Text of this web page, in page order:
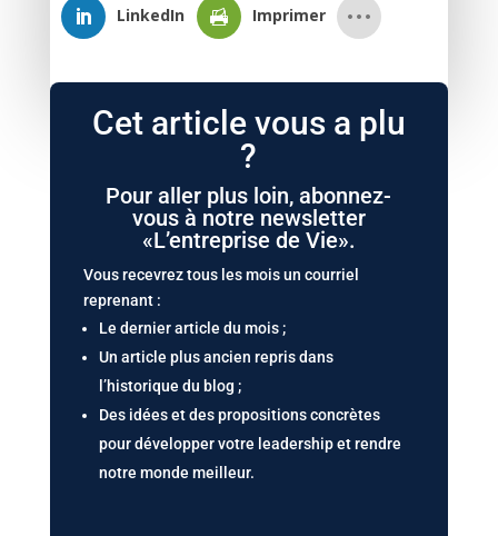
LinkedIn Imprimer
Cet article vous a plu
?
Pour aller plus loin, abonnez-
vous à notre newsletter
«L’entreprise de Vie».
Vous recevrez tous les mois un courriel
reprenant :
Le dernier article du mois ;
Un article plus ancien repris dans
l’historique du blog ;
Des idées et des propositions concrètes
pour développer votre leadership et rendre
notre monde meilleur.